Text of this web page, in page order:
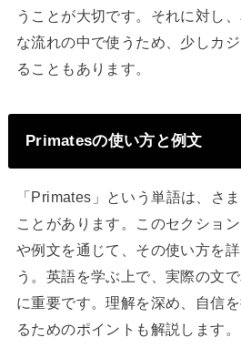
うことが大切です。それに対し
な流れの中で使うため、少しカ
ることもあります。
Primatesの使い方と例文
「Primates」という単語は、さ
ことがあります。このセクショ
や例文を通じて、その使い方を
う。英語を学ぶ上で、実際の文
に重要です。理解を深め、自信
るためのポイントも解説します。